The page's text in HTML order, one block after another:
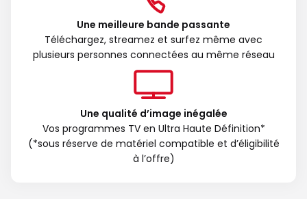
Une meilleure bande passante
Téléchargez, streamez et surfez même avec
plusieurs personnes connectées au même réseau
Une qualité d’image inégalée
Vos programmes TV en Ultra Haute Définition*
(*sous réserve de matériel compatible et d’éligibilité
à l’offre)